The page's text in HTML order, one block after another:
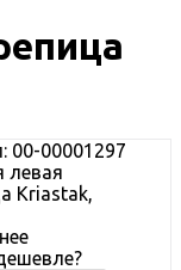
00-00001297
левая
Kriastak,